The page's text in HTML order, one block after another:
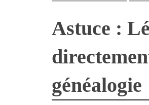
Astuce :
généalogie